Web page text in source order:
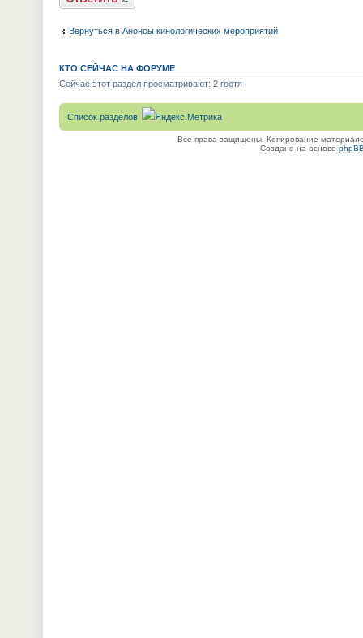
Вернуться в Анонсы кинологических мероприятий
КТО СЕЙЧАС НА ФОРУМЕ
Сейчас этот раздел просматривают: 2 гостя
Список разделов
Все права защищены. Копирование
Создано на основе